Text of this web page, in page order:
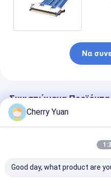
Να
Συνιστώμενα Προϊόντα
Cherry Yuan
Good day, what product are